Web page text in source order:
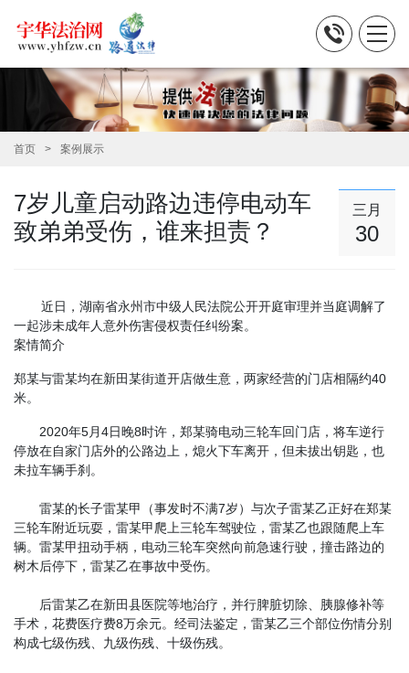
首页 案例展示
7岁儿童启动路边违停电动车
致弟弟受伤，谁来担责？
三月
30
近日，湖南省永州市中级人民法院公开开庭审理并当庭调解了
一起涉未成年人意外伤害侵权责任纠纷案。
案情简介
郑某与雷某均在新田某街道开店做生意，两家经营的门店相隔约40
米。
2020年5月4日晚8时许，郑某骑电动三轮车回门店，将车逆行
停放在自家门店外的公路边上，熄火下车离开，但未拔出钥匙，也
未拉车辆手刹。
雷某的长子雷某甲（事发时不满7岁）与次子雷某乙正好在郑某
三轮车附近玩耍，雷某甲爬上三轮车驾驶位，雷某乙也跟随爬上车
辆。雷某甲扭动手柄，电动三轮车突然向前急速行驶，撞击路边的
树木后停下，雷某乙在事故中受伤。
后雷某乙在新田县医院等地治疗，并行脾脏切除、胰腺修补等
手术，花费医疗费8万余元。经司法鉴定，雷某乙三个部位伤情分别
构成七级伤残、九级伤残、十级伤残。